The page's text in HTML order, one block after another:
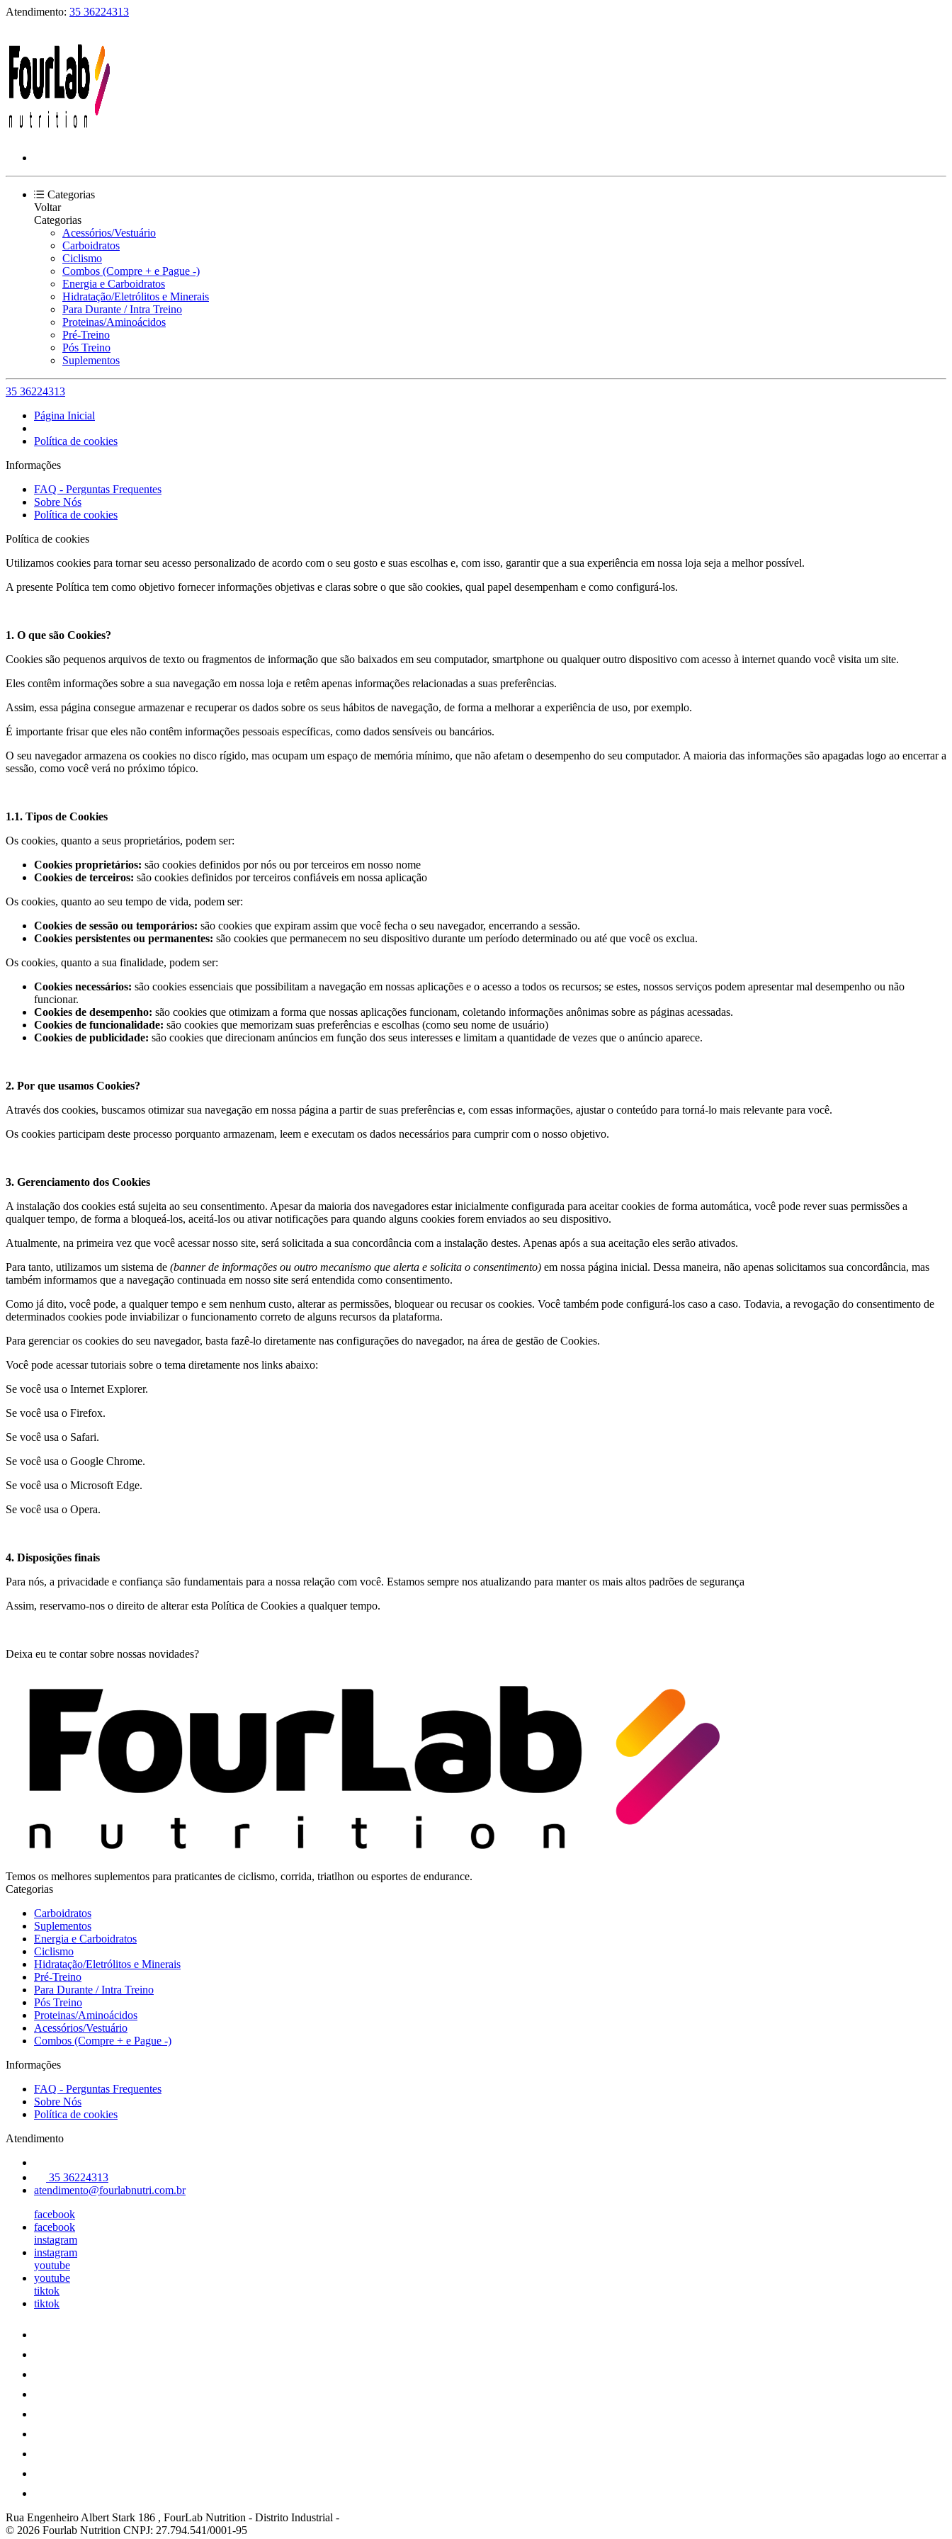
Atendimento: 35 36224313
Categorias
Voltar
Categorias
Acessórios/Vestuário
Carboidratos
Ciclismo
Combos (Compre + e Pague -)
Energia e Carboidratos
Hidratação/Eletrólitos e Minerais
Para Durante / Intra Treino
Proteinas/Aminoácidos
Pré-Treino
Pós Treino
Suplementos
35 36224313
Página Inicial
Política de cookies
Informações
FAQ - Perguntas Frequentes
Sobre Nós
Política de cookies
Política de cookies
Utilizamos cookies para tornar seu acesso personalizado de acordo com o seu gosto e suas escolhas e, com isso, garantir que a sua experiência em nossa loja seja a melhor possível.
A presente Política tem como objetivo fornecer informações objetivas e claras sobre o que são cookies, qual papel desempenham e como configurá-los.
1. O que são Cookies?
Cookies são pequenos arquivos de texto ou fragmentos de informação que são baixados em seu computador, smartphone ou qualquer outro dispositivo com acesso à internet quando você visita um site.
Eles contêm informações sobre a sua navegação em nossa loja e retêm apenas informações relacionadas a suas preferências.
Assim, essa página consegue armazenar e recuperar os dados sobre os seus hábitos de navegação, de forma a melhorar a experiência de uso, por exemplo.
É importante frisar que eles não contêm informações pessoais específicas, como dados sensíveis ou bancários.
O seu navegador armazena os cookies no disco rígido, mas ocupam um espaço de memória mínimo, que não afetam o desempenho do seu computador. A maioria das informações são apagadas logo ao encerrar a
sessão, como você verá no próximo tópico.
1.1. Tipos de Cookies
Os cookies, quanto a seus proprietários, podem ser:
Cookies proprietários: são cookies definidos por nós ou por terceiros em nosso nome
Cookies de terceiros: são cookies definidos por terceiros confiáveis em nossa aplicação
Os cookies, quanto ao seu tempo de vida, podem ser:
Cookies de sessão ou temporários: são cookies que expiram assim que você fecha o seu navegador, encerrando a sessão.
Cookies persistentes ou permanentes: são cookies que permanecem no seu dispositivo durante um período determinado ou até que você os exclua.
Os cookies, quanto a sua finalidade, podem ser:
Cookies necessários: são cookies essenciais que possibilitam a navegação em nossas aplicações e o acesso a todos os recursos; se estes, nossos serviços podem apresentar mal desempenho ou não
funcionar.
Cookies de desempenho: são cookies que otimizam a forma que nossas aplicações funcionam, coletando informações anônimas sobre as páginas acessadas.
Cookies de funcionalidade: são cookies que memorizam suas preferências e escolhas (como seu nome de usuário)
Cookies de publicidade: são cookies que direcionam anúncios em função dos seus interesses e limitam a quantidade de vezes que o anúncio aparece.
2. Por que usamos Cookies?
Através dos cookies, buscamos otimizar sua navegação em nossa página a partir de suas preferências e, com essas informações, ajustar o conteúdo para torná-lo mais relevante para você.
Os cookies participam deste processo porquanto armazenam, leem e executam os dados necessários para cumprir com o nosso objetivo.
3. Gerenciamento dos Cookies
A instalação dos cookies está sujeita ao seu consentimento. Apesar da maioria dos navegadores estar inicialmente configurada para aceitar cookies de forma automática, você pode rever suas permissões a
qualquer tempo, de forma a bloqueá-los, aceitá-los ou ativar notificações para quando alguns cookies forem enviados ao seu dispositivo.
Atualmente, na primeira vez que você acessar nosso site, será solicitada a sua concordância com a instalação destes. Apenas após a sua aceitação eles serão ativados.
Para tanto, utilizamos um sistema de (banner de informações ou outro mecanismo que alerta e solicita o consentimento) em nossa página inicial. Dessa maneira, não apenas solicitamos sua concordância, mas
também informamos que a navegação continuada em nosso site será entendida como consentimento.
Como já dito, você pode, a qualquer tempo e sem nenhum custo, alterar as permissões, bloquear ou recusar os cookies. Você também pode configurá-los caso a caso. Todavia, a revogação do consentimento de
determinados cookies pode inviabilizar o funcionamento correto de alguns recursos da plataforma.
Para gerenciar os cookies do seu navegador, basta fazê-lo diretamente nas configurações do navegador, na área de gestão de Cookies.
Você pode acessar tutoriais sobre o tema diretamente nos links abaixo:
Se você usa o Internet Explorer.
Se você usa o Firefox.
Se você usa o Safari.
Se você usa o Google Chrome.
Se você usa o Microsoft Edge.
Se você usa o Opera.
4. Disposições finais
Para nós, a privacidade e confiança são fundamentais para a nossa relação com você. Estamos sempre nos atualizando para manter os mais altos padrões de segurança
Assim, reservamo-nos o direito de alterar esta Política de Cookies a qualquer tempo.
Deixa eu te contar sobre nossas novidades?
Temos os melhores suplementos para praticantes de ciclismo, corrida, triatlhon ou esportes de endurance.
Categorias
Carboidratos
Suplementos
Energia e Carboidratos
Ciclismo
Hidratação/Eletrólitos e Minerais
Pré-Treino
Para Durante / Intra Treino
Pós Treino
Proteinas/Aminoácidos
Acessórios/Vestuário
Combos (Compre + e Pague -)
Informações
FAQ - Perguntas Frequentes
Sobre Nós
Política de cookies
Atendimento
35 36224313
atendimento@fourlabnutri.com.br
facebook
facebook
instagram
instagram
youtube
youtube
tiktok
tiktok
Rua Engenheiro Albert Stark 186 , FourLab Nutrition - Distrito Industrial -
© 2026 Fourlab Nutrition CNPJ: 27.794.541/0001-95